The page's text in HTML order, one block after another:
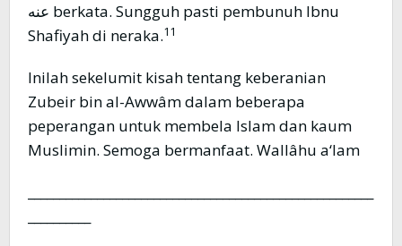
عنه berkata. Sungguh pasti pembunuh Ibnu
Shafiyah di neraka.11
Inilah sekelumit kisah tentang keberanian
Zubeir bin al-Awwâm dalam beberapa
peperangan untuk membela Islam dan kaum
Muslimin. Semoga bermanfaat. Wallâhu a‘lam